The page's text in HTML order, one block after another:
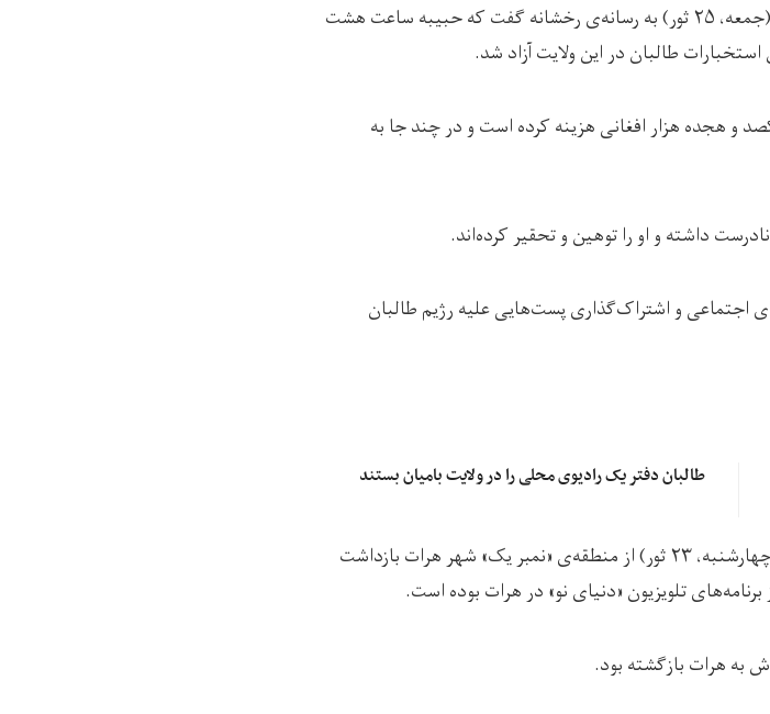
این منبع که خواست هویتش فاش نشود، امروز (جمعه، ۲۵ ثور) به رسانه‌ی رخشانه گفت که حبیبه ساعت هشت
طالبان در این ولایت آزاد شد.
و هجده هزار افغانی هزینه کرده است و در چند جا به
داشته و او را توهین و تحقیر کرده‌اند.
اجتماعی و اشتراک‌گذاری پست‌هایی علیه رژیم طالبان
طالبان دفتر یک رادیوی محلی را در ولایت بامیان بستند
خانم صالحی که سابقه کاری خبرنگاری دارد صبح روز (چهارشنبه، ۲۳ ثور) از منطقه‌ی «نمبر یک» شهر هرات بازداشت
تلویزیون «دنیای نو» در هرات بوده است.
به هرات بازگشته‌ بود.